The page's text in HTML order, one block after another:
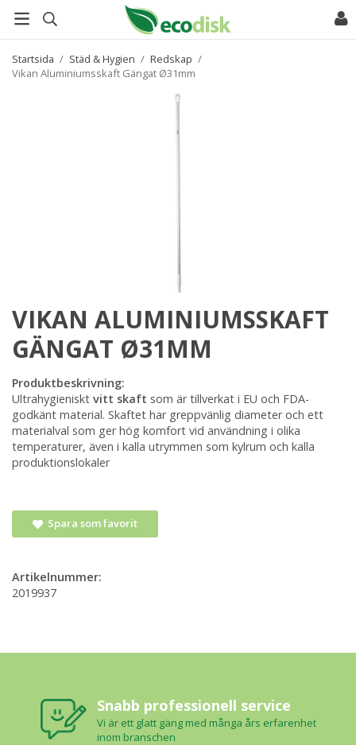
Startsida / Städ & Hygien / Redskap /
Vikan Aluminiumsskaft Gängat Ø31mm
VIKAN ALUMINIUMSSKAFT
GÄNGAT Ø31MM
Produktbeskrivning:
Ultrahygieniskt vitt skaft som är tillverkat i EU och FDA-
godkänt material. Skaftet har greppvänlig diameter och ett
materialval som ger hög komfort vid användning i olika
temperaturer, även i kalla utrymmen som kylrum och kalla
produktionslokaler
Spara som favorit
Artikelnummer:
2019937
Snabb professionell service
Vi är ett glatt gäng med många års erfarenhet
inom branschen